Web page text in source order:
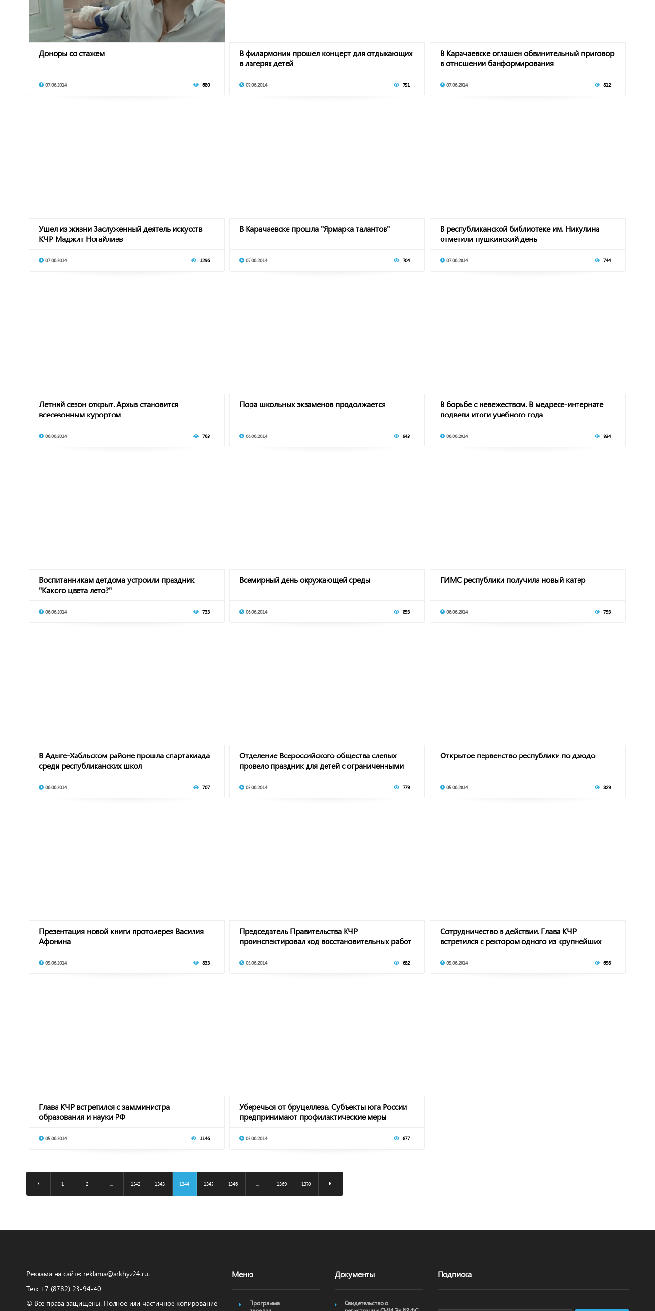
Доноры со стажем
07.06.2014 680
В филармонии прошел концерт для отдыхающих
в лагерях детей
07.06.2014 751
В Карачаевске оглашен обвинительный приговор
в отношении банформирования
07.06.2014 812
Ушел из жизни Заслуженный деятель искусств
КЧР Маджит Ногайлиев
07.06.2014 1296
В Карачаевске прошла "Ярмарка талантов"
07.06.2014 704
В республиканской библиотеке им. Никулина
отметили пушкинский день
07.06.2014 744
Летний сезон открыт. Архыз становится
всесезонным курортом
06.06.2014 763
Пора школьных экзаменов продолжается
06.06.2014 943
В борьбе с невежеством. В медресе-интернате
подвели итоги учебного года
06.06.2014 834
Воспитанникам детдома устроили праздник
"Какого цвета лето?"
06.06.2014 733
Всемирный день окружающей среды
06.06.2014 893
ГИМС республики получила новый катер
06.06.2014 793
В Адыге-Хабльском районе прошла спартакиада
среди республиканских школ
06.06.2014 707
Отделение Всероссийского общества слепых
провело праздник для детей с ограниченными
05.06.2014 779
Открытое первенство республики по дзюдо
05.06.2014 829
Презентация новой книги протоиерея Василия
Афонина
05.06.2014 833
Председатель Правительства КЧР
проинспектировал ход восстановительных работ
05.06.2014 682
Сотрудничество в действии. Глава КЧР
встретился с ректором одного из крупнейших
05.06.2014 698
Глава КЧР встретился с зам.министра
образования и науки РФ
05.06.2014 1146
Уберечься от бруцеллеза. Субъекты юга России
предпринимают профилактические меры
05.06.2014 877
1 2 1342 1343 1344 1345 1346 1369 1370
Реклама на сайте: reklama@arkhyz24.ru.
Тел: +7 (8782) 23‑94‑40
© Все права защищены. Полное или частичное копирование
Меню
Программа
Документы
Свидетельство о
Подписка